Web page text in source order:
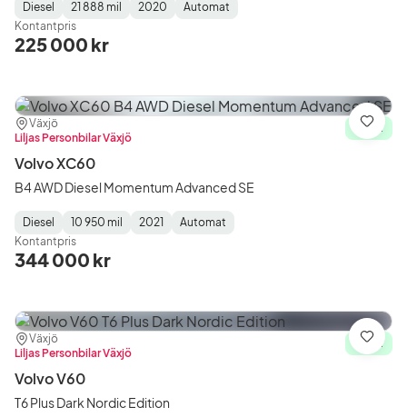
Fuel
Type:
Diesel
Mätarställning:
21 888 mil
Model
Year:
2020
Gearbox
Type:
Automat
Kontantpris
225 000 kr
Plats:
Växjö
Återförsäljare:
Liljas Personbilar Växjö
I lager
Volvo XC60
B4 AWD Diesel Momentum Advanced SE
Fuel
Type:
Diesel
Mätarställning:
10 950 mil
Model
Year:
2021
Gearbox
Type:
Automat
Kontantpris
344 000 kr
Spara
Plats:
Växjö
Återförsäljare:
Liljas Personbilar Växjö
I lager
Volvo V60
T6 Plus Dark Nordic Edition
Spara